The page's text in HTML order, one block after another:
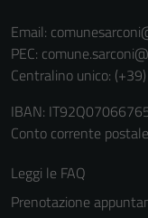
Email:
PEC:
Centralino unico:
IBAN:
Conto corrente
Leggi le FAQ
Prenotazione